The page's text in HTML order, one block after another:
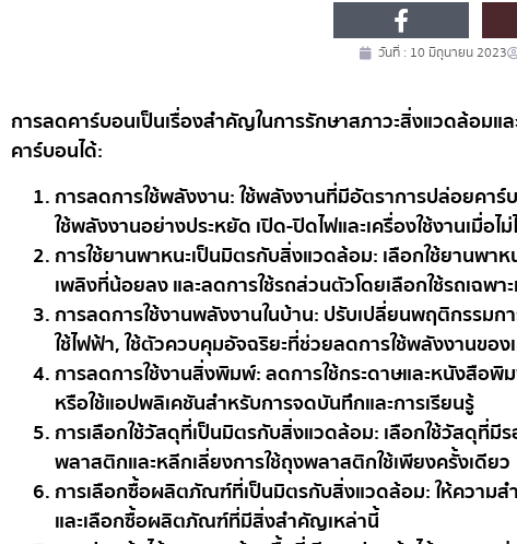
วันที่ : 10 มิถุนายน 2023
การลดคาร์บอนเป็นเรื่องสำคัญในการรักษาสภาวะสิ่งแวดล้อ
คาร์บอนได้:
การลดการใช้พลังงาน: ใช้พลังงานที่มีอัตราการปล่อยคาร์
ใช้พลังงานอย่างประหยัด เปิด-ปิดไฟและเครื่องใช้งานเมื่
การใช้ยานพาหนะเป็นมิตรกับสิ่งแวดล้อม: เลือกใช้ยานพ
เพลิงที่น้อยลง และลดการใช้รถส่วนตัวโดยเลือกใช้รถเฉพา
การลดการใช้งานพลังงานในบ้าน: ปรับเปลี่ยนพฤติกรรมก
ใช้ไฟฟ้า, ใช้ตัวควบคุมอัจฉริยะที่ช่วยลดการใช้พลังงานขอ
การลดการใช้งานสิ่งพิมพ์: ลดการใช้กระดาษและหนังสือพิ
หรือใช้แอปพลิเคชันสำหรับการจดบันทึกและการเรียนรู้
การเลือกใช้วัสดุที่เป็นมิตรกับสิ่งแวดล้อม: เลือกใช้วัสดุที่
พลาสติกและหลีกเลี่ยงการใช้ถุงพลาสติกใช้เพียงครั้งเดียว
การเลือกซื้อผลิตภัณฑ์ที่เป็นมิตรกับสิ่งแวดล้อม: ให้ควา
และเลือกซื้อผลิตภัณฑ์ที่มีสิ่งสำคัญเหล่านี้